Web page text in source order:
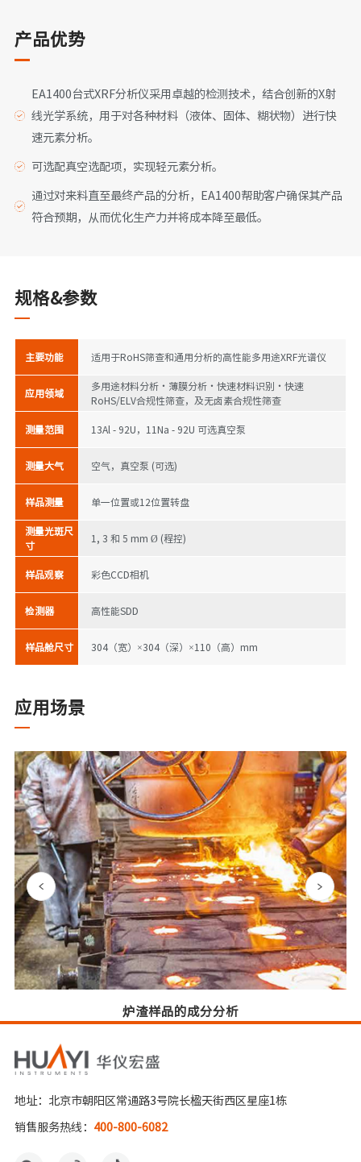
产品优势
EA1400台式XRF分析仪采用卓越的检测技术，结合创新的X射
线光学系统，用于对各种材料（液体、固体、糊状物）进行快
速元素分析。
可选配真空选配项，实现轻元素分析。
通过对来料直至最终产品的分析，EA1400帮助客户确保其产品
符合预期，从而优化生产力并将成本降至最低。
规格&参数
主要功能 适用于RoHS筛查和通用分析的高性能多用途XRF光谱仪
应用领域
多用途材料分析・薄膜分析・快速材料识别・快速
RoHS/ELV合规性筛查，及无卤素合规性筛查
测量范围 13Al - 92U​，11Na - 92U 可选真空泵
测量大气 空气，真空泵 (可选)
样品测量 单一位置或12位置转盘
测量光斑尺
寸
1, 3 和 5 mm Ø (程控)
样品观察 彩色CCD相机
检测器 高性能SDD
样品舱尺寸 304（宽）×304（深）×110（高）mm
应用场景
炉渣样品的成分分析
地址：北京市朝阳区常通路3号院长楹天街西区星座1栋
销售服务热线： 400-800-6082